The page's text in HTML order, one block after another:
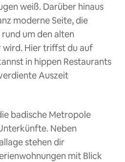
weiß. Darüber hinaus
moderne Seite, die
um den alten
Hier triffst du auf
in hippen Restaurants
Auszeit
badische Metropole
Neben
stehen dir
mit Blick